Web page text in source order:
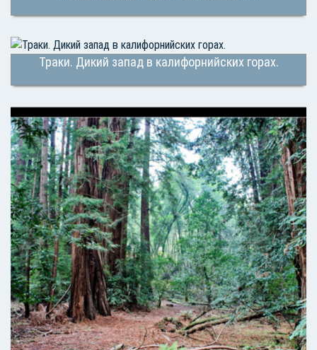
Траки. Дикий запад в калифорнийских горах.